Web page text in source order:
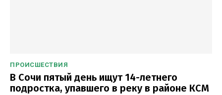
ПРОИСШЕСТВИЯ
В Сочи пятый день ищут 14-летнего
подростка, упавшего в реку в районе КСМ